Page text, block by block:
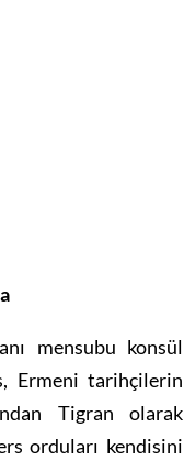
mensubu konsül
Ermeni tarihçilerin
Tigran olarak
orduları kendisini